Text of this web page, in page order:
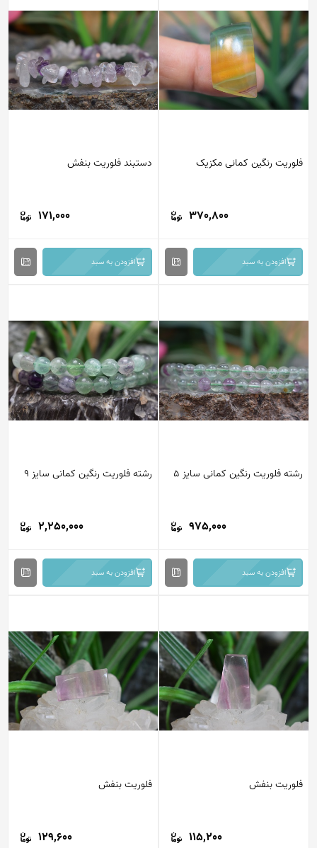
فلوریت رنگین کمانی مکزیک
370,800
افزودن به سبد
دستبند فلوریت بنفش
171,000
افزودن به سبد
رشته فلوریت رنگین کمانی سایز 5
975,000
افزودن به سبد
رشته فلوریت رنگین کمانی سایز 9
2,250,000
افزودن به سبد
فلوریت بنفش
115,200
فلوریت بنفش
129,600